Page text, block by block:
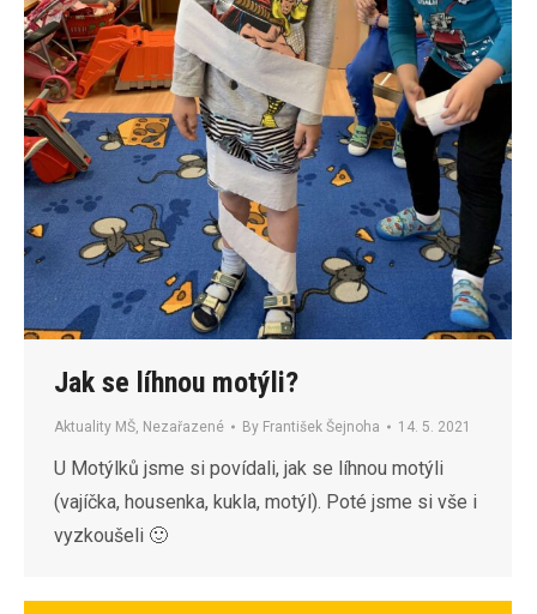
Jak se líhnou motýli?
Aktuality MŠ, Nezařazené By František Šejnoha 14. 5. 2021
U Motýlků jsme si povídali, jak se líhnou motýli
(vajíčka, housenka, kukla, motýl). Poté jsme si vše i
vyzkoušeli 🙂